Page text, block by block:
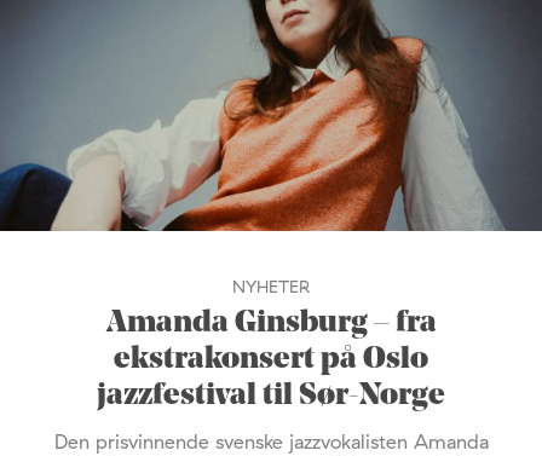
NYHETER
Amanda Ginsburg – fra
ekstrakonsert på Oslo
jazzfestival til Sør-Norge
Den prisvinnende svenske jazzvokalisten Amanda